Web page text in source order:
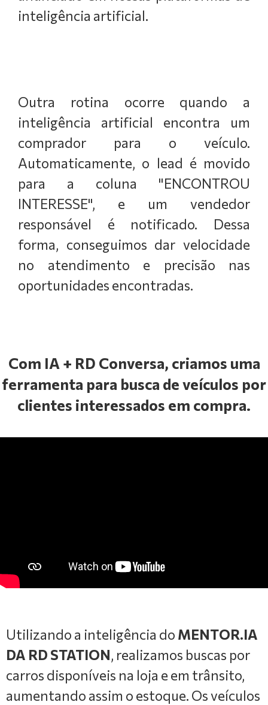
inteligência artificial.
Outra rotina ocorre quando a
inteligência artificial encontra um
comprador para o veículo.
Automaticamente, o lead é movido
para a coluna "ENCONTROU
INTERESSE", e um vendedor
responsável é notificado. Dessa
forma, conseguimos dar velocidade
no atendimento e precisão nas
oportunidades encontradas.
Com IA + RD Conversa, criamos uma
ferramenta para busca de veículos por
clientes interessados em compra.
Utilizando a inteligência do MENTOR.IA
DA RD STATION, realizamos buscas por
carros disponíveis na loja e em trânsito,
aumentando assim o estoque. Os veículos